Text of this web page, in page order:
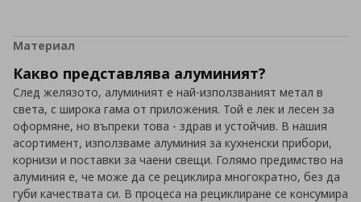
Материал
Какво представлява алуминият?
След желязото, алуминият е най-използваният метал в
света, с широка гама от приложения. Той е лек и лесен за
оформяне, но въпреки това - здрав и устойчив. В нашия
асортимент, използваме алуминия за кухненски прибори,
корнизи и поставки за чаени свещи. Голямо предимство на
алуминия е, че може да се рециклира многократно, без да
губи качествата си. В процеса на рециклиране се консумира